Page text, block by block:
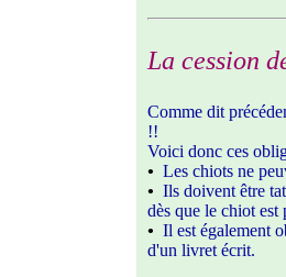
La cession
Comme dit
!!
Voici donc ces
• Les chiots ne
• Ils doivent être
dès que le chiot
• Il est également
d'un livret écrit.